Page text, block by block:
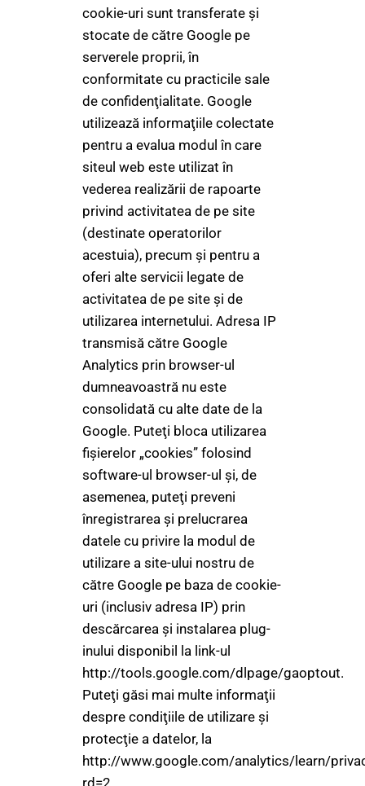
cookie-uri sunt transferate şi
stocate de către Google pe
serverele proprii, în
conformitate cu practicile sale
de confidenţialitate. Google
utilizează informaţiile colectate
pentru a evalua modul în care
siteul web este utilizat în
vederea realizării de rapoarte
privind activitatea de pe site
(destinate operatorilor
acestuia), precum şi pentru a
oferi alte servicii legate de
activitatea de pe site şi de
utilizarea internetului. Adresa IP
transmisă către Google
Analytics prin browser-ul
dumneavoastră nu este
consolidată cu alte date de la
Google. Puteţi bloca utilizarea
fişierelor „cookies” folosind
software-ul browser-ul şi, de
asemenea, puteţi preveni
înregistrarea şi prelucrarea
datele cu privire la modul de
utilizare a site-ului nostru de
către Google pe baza de cookie-
uri (inclusiv adresa IP) prin
descărcarea şi instalarea plug-
inului disponibil la link-ul
http://tools.google.com/dlpage/gaoptout.
Puteţi găsi mai multe informaţii
despre condiţiile de utilizare şi
protecţie a datelor, la
http://www.google.com/analytics/learn/
rd=2